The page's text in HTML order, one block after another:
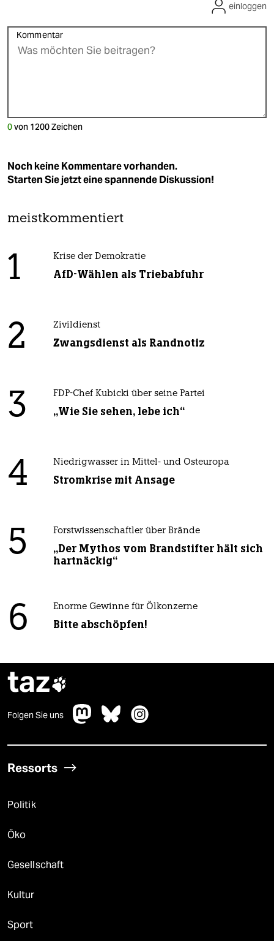
Kommentar
0von 1200Zeichen
einloggen
Noch keine Kommentare vorhanden.
Starten Sie jetzt eine spannende Diskussion!
meistkommentiert
1 Krise der Demokratie
AfD-Wählen als Triebabfuhr
2 Zivildienst
Zwangsdienst als Randnotiz
3 FDP-Chef Kubicki über seine Partei
„Wie Sie sehen, lebe ich“
4 Niedrigwasser in Mittel- und Osteuropa
Stromkrise mit Ansage
5 Forstwissenschaftler über Brände
„Der Mythos vom Brandstifter hält sich
hartnäckig“
6 Enorme Gewinne für Ölkonzerne
Bitte abschöpfen!
taz
Folgen Sie uns
Ressorts
Politik
Öko
Gesellschaft
Kultur
Sport